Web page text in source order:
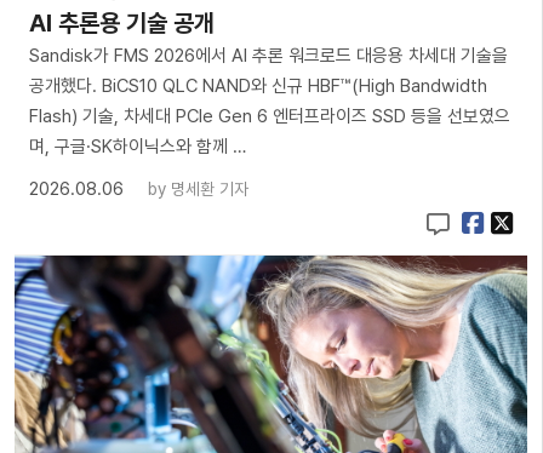
AI 추론용 기술 공개
Sandisk가 FMS 2026에서 AI 추론 워크로드 대응용 차세대 기술을
공개했다. BiCS10 QLC NAND와 신규 HBF™(High Bandwidth
Flash) 기술, 차세대 PCIe Gen 6 엔터프라이즈 SSD 등을 선보였으
며, 구글·SK하이닉스와 함께 …
2026.08.06
by 명세환 기자